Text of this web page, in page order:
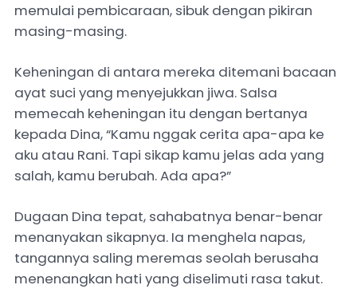
memulai pembicaraan, sibuk dengan pikiran
masing-masing.
Keheningan di antara mereka ditemani bacaan
ayat suci yang menyejukkan jiwa. Salsa
memecah keheningan itu dengan bertanya
kepada Dina, “Kamu nggak cerita apa-apa ke
aku atau Rani. Tapi sikap kamu jelas ada yang
salah, kamu berubah. Ada apa?”
Dugaan Dina tepat, sahabatnya benar-benar
menanyakan sikapnya. Ia menghela napas,
tangannya saling meremas seolah berusaha
menenangkan hati yang diselimuti rasa takut.